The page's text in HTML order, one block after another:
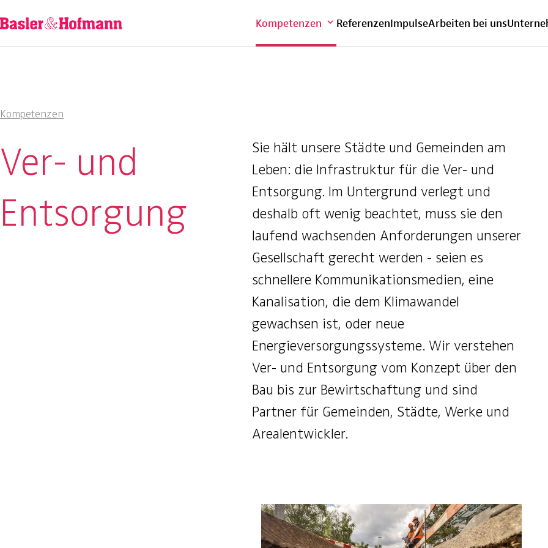
Kompetenzen
ReferenzenImpulseArbeiten bei uns
Kompetenzen
Ver- und
Entsorgung
Sie hält unsere Städte und Gemeinden am
Leben: die Infrastruktur für die Ver- und
Entsorgung. Im Untergrund verlegt und
deshalb oft wenig beachtet, muss sie den
laufend wachsenden Anforderungen unserer
Gesellschaft gerecht werden - seien es
schnellere Kommunikationsmedien, eine
Kanalisation, die dem Klimawandel
gewachsen ist, oder neue
Energieversorgungssysteme. Wir verstehen
Ver- und Entsorgung vom Konzept über den
Bau bis zur Bewirtschaftung und sind
Partner für Gemeinden, Städte, Werke und
Arealentwickler.